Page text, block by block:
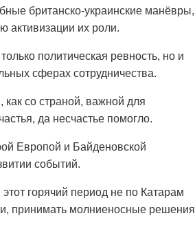
британско-украинские манёвры,
активизации их роли.
политическая ревность, но и
сферах сотрудничества.
со страной, важной для
да несчастье помогло.
Европой и Байденовской
событий.
горячий период не по Катарам
принимать молниеносные решения